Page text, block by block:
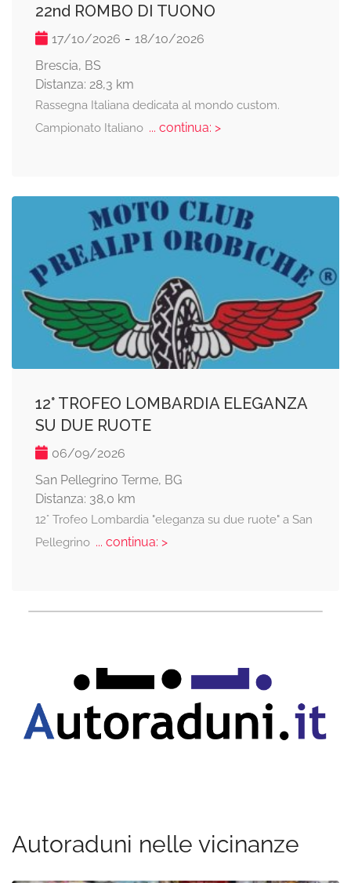
22nd ROMBO DI TUONO
17/10/2026 - 18/10/2026
Brescia, BS
Distanza: 28,3 km
Rassegna Italiana dedicata al mondo custom.
Campionato Italiano... continua: >
12° TROFEO LOMBARDIA ELEGANZA
SU DUE RUOTE
06/09/2026
San Pellegrino Terme, BG
Distanza: 38,0 km
12° Trofeo Lombardia "eleganza su due ruote" a San
Pellegrino... continua: >
Autoraduni nelle vicinanze